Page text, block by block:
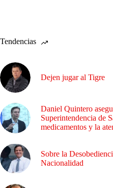
Tendencias
Dejen jugar al Tigre
Daniel Quintero
Superintendencia de
medicamentos y la
Sobre la
Nacionalidad